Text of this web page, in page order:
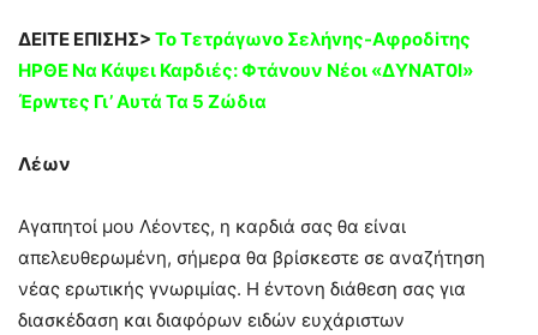
ΔΕΙΤΕ ΕΠΙΣΗΣ> Το Τετράγωvο Σελήvης-Αφροδiτης
ΗΡΘΕ Να Kάψει Καpδιές: Φτάvουν Νέoι «ΔΥΝΑΤ0Ι»
Έρwτες Γι’ Αυτά Τα 5 Ζώδια
Λέων
Αγαπητοί μου Λέοντες, η καρδιά σας θα είναι
απελευθερωμένη, σήμερα θα βρίσκεστε σε αναζήτηση
νέας ερωτικής γνωριμίας. Η έντονη διάθεση σας για
διασκέδαση και διαφόρων ειδών ευχάριστων